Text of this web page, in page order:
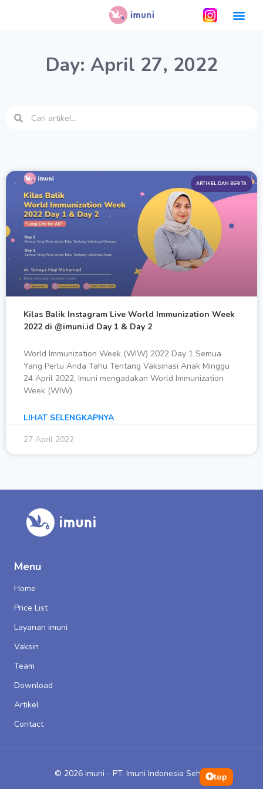
Day: April 27, 2022
ARTIKEL DAN BERITA
Kilas Balik Instagram Live World Immunization Week
2022 di @imuni.id Day 1 & Day 2
World Immunization Week (WIW) 2022 Day 1 Semua
Yang Perlu Anda Tahu Tentang Vaksinasi Anak Minggu
24 April 2022, Imuni mengadakan World Immunization
Week (WIW)
LIHAT SELENGKAPNYA
27 April 2022
Menu
Home
Price List
Layanan imuni
Vaksin
Team
Download
Artikel
Contact
© 2026 imuni - PT. Imuni Indonesia Sehat top